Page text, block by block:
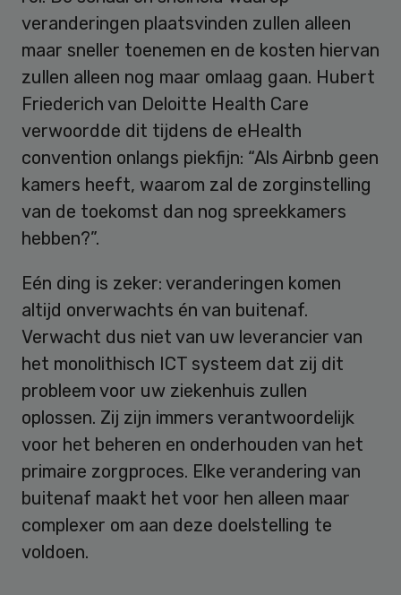
veranderingen plaatsvinden zullen alleen
maar sneller toenemen en de kosten hiervan
zullen alleen nog maar omlaag gaan. Hubert
Friederich van Deloitte Health Care
verwoordde dit tijdens de eHealth
convention onlangs piekfijn: “Als Airbnb geen
kamers heeft, waarom zal de zorginstelling
van de toekomst dan nog spreekkamers
hebben?”.
Eén ding is zeker: veranderingen komen
altijd onverwachts én van buitenaf.
Verwacht dus niet van uw leverancier van
het monolithisch ICT systeem dat zij dit
probleem voor uw ziekenhuis zullen
oplossen. Zij zijn immers verantwoordelijk
voor het beheren en onderhouden van het
primaire zorgproces. Elke verandering van
buitenaf maakt het voor hen alleen maar
complexer om aan deze doelstelling te
voldoen.